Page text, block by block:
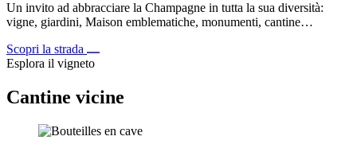
Un invito ad abbracciare la Champagne in tutta la sua diversità:
vigne, giardini, Maison emblematiche, monumenti, cantine…
Scopri la strada
Esplora il vigneto
Cantine vicine